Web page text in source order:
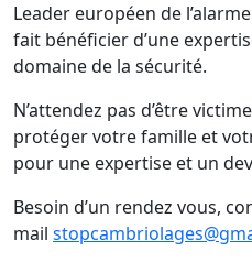
Leader européen de
fait bénéficier d’une
domaine de la sécurité.
N’attendez pas d’être
protéger votre famille et
pour une expertise et un
Besoin d’un rendez vous,
mail